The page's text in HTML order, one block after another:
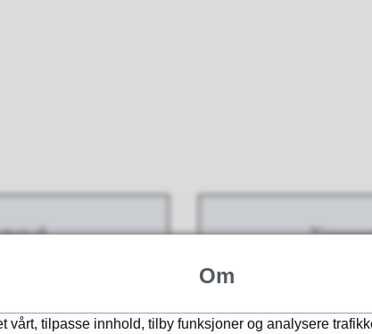
Om
tilpasse innhold, tilby funksjoner og analysere